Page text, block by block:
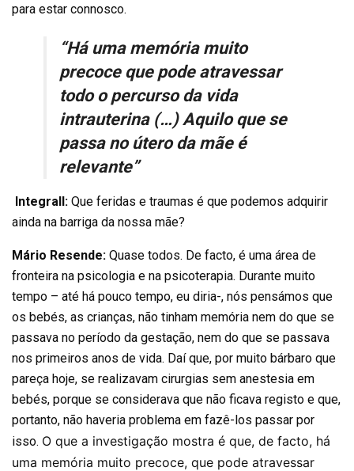
para estar connosco.
“Há uma memória muito
precoce que pode atravessar
todo o percurso da vida
intrauterina (…) Aquilo que se
passa no útero da mãe é
relevante”
Integrall: Que feridas e traumas é que podemos adquirir
ainda na barriga da nossa mãe?
Mário Resende: Quase todos. De facto, é uma área de
fronteira na psicologia e na psicoterapia. Durante muito
tempo – até há pouco tempo, eu diria-, nós pensámos que
os bebés, as crianças, não tinham memória nem do que se
passava no período da gestação, nem do que se passava
nos primeiros anos de vida. Daí que, por muito bárbaro que
pareça hoje, se realizavam cirurgias sem anestesia em
bebés, porque se considerava que não ficava registo e que,
portanto, não haveria problema em fazê-los passar por
isso. O que a investigação mostra é que, de facto, há
uma memória muito precoce, que pode atravessar